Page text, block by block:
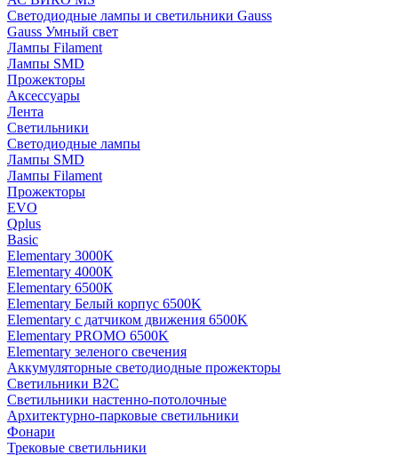
Светодиодные лампы и светильники Gauss
Gauss Умный свет
Лампы Filament
Лампы SMD
Прожекторы
Аксессуары
Лента
Светильники
Светодиодные лампы
Лампы SMD
Лампы Filament
Прожекторы
EVO
Qplus
Basic
Elementary 3000K
Elementary 4000К
Elementary 6500К
Elementary Белый корпус 6500K
Elementary с датчиком движения 6500K
Elementary PROMO 6500K
Elementary зеленого свечения
Аккумуляторные светодиодные прожекторы
Светильники B2C
Светильники настенно-потолочные
Архитектурно-парковые светильники
Фонари
Трековые светильники